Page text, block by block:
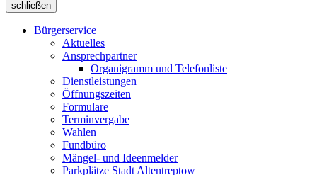
schließen
Bürgerservice
Aktuelles
Ansprechpartner
Organigramm und Telefonliste
Dienstleistungen
Öffnungszeiten
Formulare
Terminvergabe
Wahlen
Fundbüro
Mängel- und Ideenmelder
Parkplätze Stadt Altentreptow